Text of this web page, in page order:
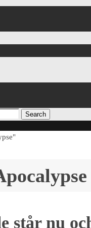
Search
står nu